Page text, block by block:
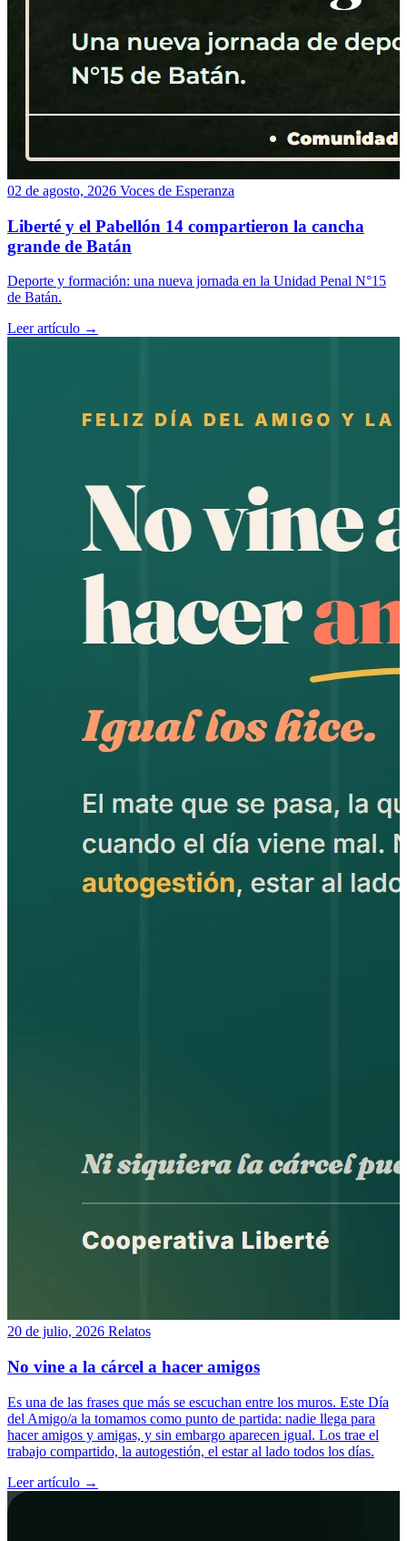
02 de agosto, 2026 Voces de Esperanza
Liberté y el Pabellón 14 compartieron la cancha
grande de Batán
Deporte y formación: una nueva jornada en la Unidad Penal N°15
de Batán.
Leer artículo →
20 de julio, 2026 Relatos
No vine a la cárcel a hacer amigos
Es una de las frases que más se escuchan entre los muros. Este Día
del Amigo/a la tomamos como punto de partida: nadie llega para
hacer amigos y amigas, y sin embargo aparecen igual. Los trae el
trabajo compartido, la autogestión, el estar al lado todos los días.
Leer artículo →